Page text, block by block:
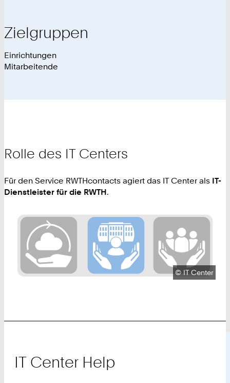
Zielgruppen
Einrichtungen
Mitarbeitende
Rolle des IT Centers
Für den Service RWTHcontacts agiert das IT Center als IT-
Dienstleister für die RWTH.
Urheberrecht:
© IT Center
IT Center Help